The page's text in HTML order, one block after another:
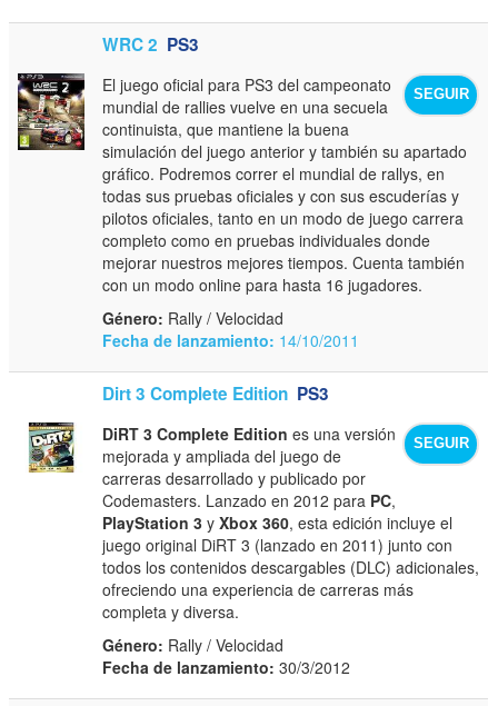
WRC 2 PS3
SEGUIR
El juego oficial para PS3 del campeonato
mundial de rallies vuelve en una secuela
continuista, que mantiene la buena
simulación del juego anterior y también su apartado
gráfico. Podremos correr el mundial de rallys, en
todas sus pruebas oficiales y con sus escuderías y
pilotos oficiales, tanto en un modo de juego carrera
completo como en pruebas individuales donde
mejorar nuestros mejores tiempos. Cuenta también
con un modo online para hasta 16 jugadores.
Género: Rally / Velocidad
Fecha de lanzamiento: 14/10/2011
Dirt 3 Complete Edition PS3
SEGUIR
DiRT 3 Complete Edition es una versión
mejorada y ampliada del juego de
carreras desarrollado y publicado por
Codemasters. Lanzado en 2012 para PC,
PlayStation 3 yXbox 360, esta edición incluye el
juego original DiRT 3 (lanzado en 2011) junto con
todos los contenidos descargables (DLC) adicionales,
ofreciendo una experiencia de carreras más
completa y diversa.
Género: Rally / Velocidad
Fecha de lanzamiento: 30/3/2012